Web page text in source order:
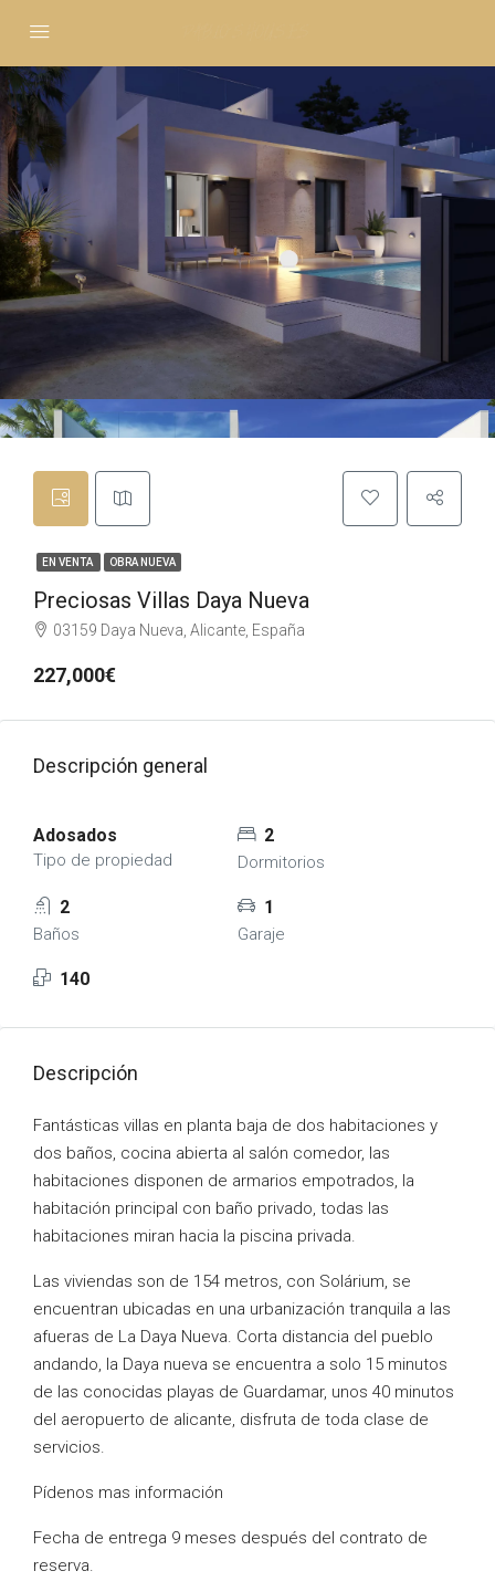
EN VENTA OBRA NUEVA
Preciosas Villas Daya Nueva
03159 Daya Nueva, Alicante, España
227,000€
Descripción general
Adosados
Tipo de propiedad
2
Dormitorios
2
Baños
1
Garaje
140
Descripción
Fantásticas villas en planta baja de dos habitaciones y
dos baños, cocina abierta al salón comedor, las
habitaciones disponen de armarios empotrados, la
habitación principal con baño privado, todas las
habitaciones miran hacia la piscina privada.
Las viviendas son de 154 metros, con Solárium, se
encuentran ubicadas en una urbanización tranquila a las
afueras de La Daya Nueva. Corta distancia del pueblo
andando, la Daya nueva se encuentra a solo 15 minutos
de las conocidas playas de Guardamar, unos 40 minutos
del aeropuerto de alicante, disfruta de toda clase de
servicios.
Pídenos mas información
Fecha de entrega 9 meses después del contrato de
reserva.